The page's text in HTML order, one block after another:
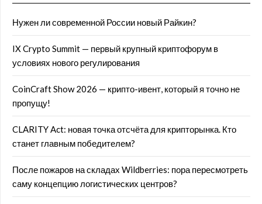
Нужен ли современной России новый Райкин?
IX Crypto Summit — первый крупный криптофорум в
условиях нового регулирования
CoinCraft Show 2026 — крипто-ивент, который я точно не
пропущу!
CLARITY Act: новая точка отсчёта для крипторынка. Кто
станет главным победителем?
После пожаров на складах Wildberries: пора пересмотреть
саму концепцию логистических центров?